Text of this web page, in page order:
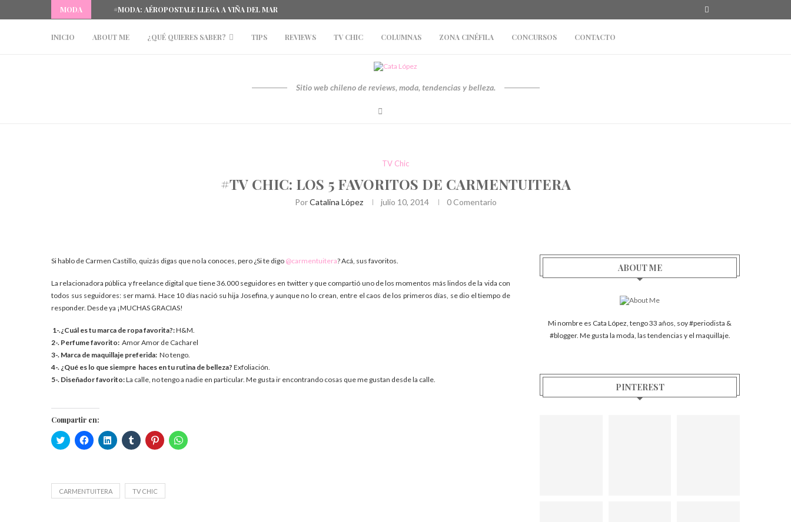
MODA #MODA: AÉROPOSTALE LLEGA A VIÑA DEL MAR
INICIO ABOUT ME ¿QUÉ QUIERES SABER? TIPS REVIEWS TV CHIC COLUMNAS ZONA CINÉFILA CONCURSOS CONTACTO
Sitio web chileno de reviews, moda, tendencias y belleza.
TV Chic
#TV CHIC: LOS 5 FAVORITOS DE CARMENTUITERA
PorCatalina López julio 10, 2014 0 Comentario
Si hablo de Carmen Castillo, quizás digas que no la conoces, pero ¿Si te digo @carmentuitera? Acá, sus favoritos.
La relacionadora pública y freelance digital que tiene 36.000 seguidores en twitter y que compartió uno de los momentos más lindos de la vida con
todos sus seguidores: ser mamá. Hace 10 días nació su hija Josefina, y aunque no lo crean, entre el caos de los primeros días, se dio el tiempo de
responder. Desde ya ¡MUCHAS GRACIAS!
1-.¿Cuál es tu marca de ropa favorita?:H&M.
2-. Perfume favorito: Amor Amor de Cacharel
3-. Marca de maquillaje preferida: No tengo.
4-. ¿Qué es lo que siempre haces en tu rutina de belleza? Exfoliación.
5-. Diseñador favorito:La calle, no tengo a nadie en particular. Me gusta ir encontrando cosas que me gustan desde la calle.
Compartir en:
Haz
clic
(Se
abre
en
Haz
clic
(Se
abre
en
Haz
clic
(Se
en
Haz
clic
(Se
abre
en
Haz
clic
(Se
en
Haz
clic
CARMENTUITERA TV CHIC
ABOUT ME
Mi nombre es Cata López, tengo 33 años, soy #periodista &
#blogger. Me gusta la moda, las tendencias y el maquillaje.
PINTEREST